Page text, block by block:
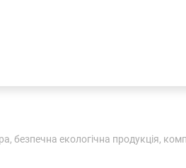
безпечна екологічна продукція,